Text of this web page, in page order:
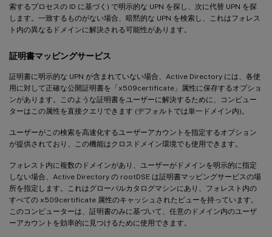
索するプロセスの ID に基づく) で明示的な UPN を探し、次に代替 UPN を探
します。一致するものがない場合、暗黙的な UPN を検索し、これはフォレス
ト内の異なるドメインに解決される可能性があります。
証明書マッピングサービス
証明書に明示的な UPN が含まれていない場合、Active Directory には、各使
用に対して正確な公開証明書を「x509certificate」属性に保存するオプショ
ンがあります。このような証明書をユーザーに解決するために、コンピュー
ターはこの属性を直接クエリできます (デフォルトでは単一ドメイン内)。
ユーザーがこの検索を高速化するユーザーアカウントを指定するオプション
が提供されており、この機能はクロスドメイン環境でも使用できます。
フォレスト内に複数のドメインがあり、ユーザーがドメインを明示的に指定
しない場合、Active Directory の rootDSE は証明書マッピングサービスの場
所を指定します。これはグローバルカタログマシンにあり、フォレスト内の
すべての x509certificate 属性のキャッシュされたビューを持っています。
このコンピューターは、証明書のみに基づいて、任意のドメイン内のユーザ
ーアカウントを効率的に見つけるために使用できます。